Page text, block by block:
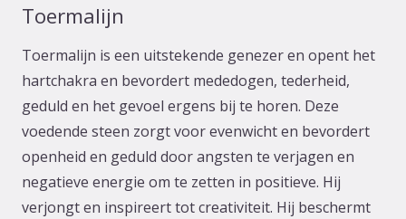
Toermalijn
Toermalijn is een uitstekende genezer en opent het
hartchakra en bevordert mededogen, tederheid,
geduld en het gevoel ergens bij te horen. Deze
voedende steen zorgt voor evenwicht en bevordert
openheid en geduld door angsten te verjagen en
negatieve energie om te zetten in positieve. Hij
verjongt en inspireert tot creativiteit. Hij beschermt